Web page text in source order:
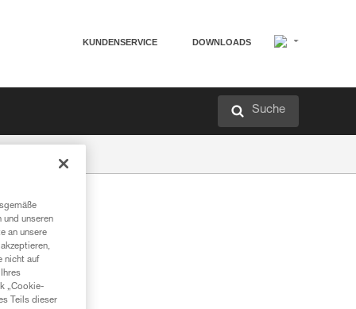
KUNDENSERVICE DOWNLOADS
Suche
und unseren
an unsere
nicht auf
„Cookie-
Teils dieser